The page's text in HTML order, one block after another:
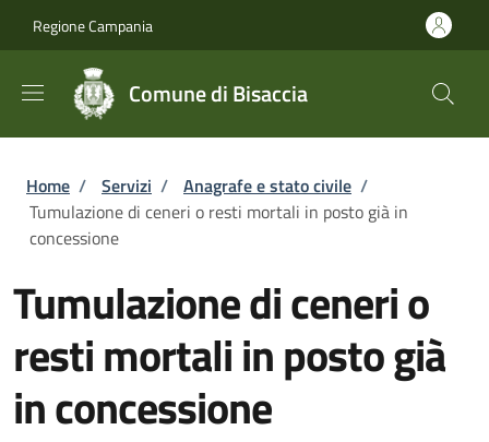
Regione Campania
Comune di Bisaccia
Briciole di pane
Home / Servizi / Anagrafe e stato civile /
Tumulazione di ceneri o resti mortali in posto già in
concessione
Tumulazione di ceneri o
resti mortali in posto già
in concessione